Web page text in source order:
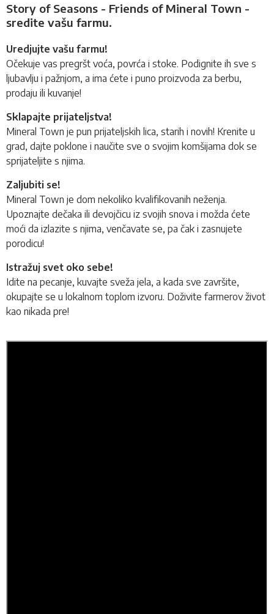
Story of Seasons - Friends of Mineral Town -
sredite vašu farmu.
Uredjujte vašu farmu!
Očekuje vas pregršt voća, povrća i stoke. Podignite ih sve s
ljubavlju i pažnjom, a ima ćete i puno proizvoda za berbu,
prodaju ili kuvanje!
Sklapajte prijateljstva!
Mineral Town je pun prijateljskih lica, starih i novih! Krenite u
grad, dajte poklone i naučite sve o svojim komšijama dok se
sprijateljite s njima.
Zaljubiti se!
Mineral Town je dom nekoliko kvalifikovanih neženja.
Upoznajte dečaka ili devojčicu iz svojih snova i možda ćete
moći da izlazite s njima, venčavate se, pa čak i zasnujete
porodicu!
Istražuj svet oko sebe!
Idite na pecanje, kuvajte sveža jela, a kada sve završite,
okupajte se u lokalnom toplom izvoru. Doživite farmerov život
kao nikada pre!